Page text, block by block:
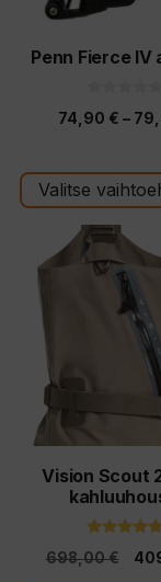
Penn Fierce IV
5
ä
74,90 € –
Valitse
valinnat
tuotteen
Vision Scout
5:stä
698,00€
tuotteella
useampi
Voit
tehdä
valinnat
tuotteen
sivulla.